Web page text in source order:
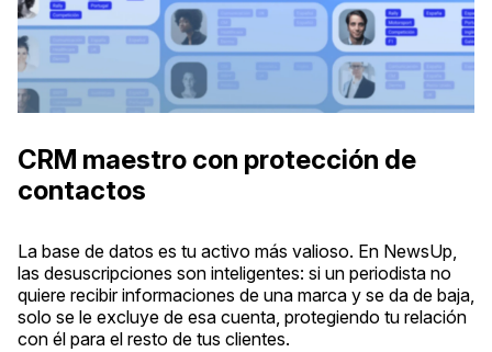
CRM maestro con protección de
contactos
La base de datos es tu activo más valioso. En NewsUp,
las desuscripciones son inteligentes: si un periodista no
quiere recibir informaciones de una marca y se da de baja,
solo se le excluye de esa cuenta, protegiendo tu relación
con él para el resto de tus clientes.